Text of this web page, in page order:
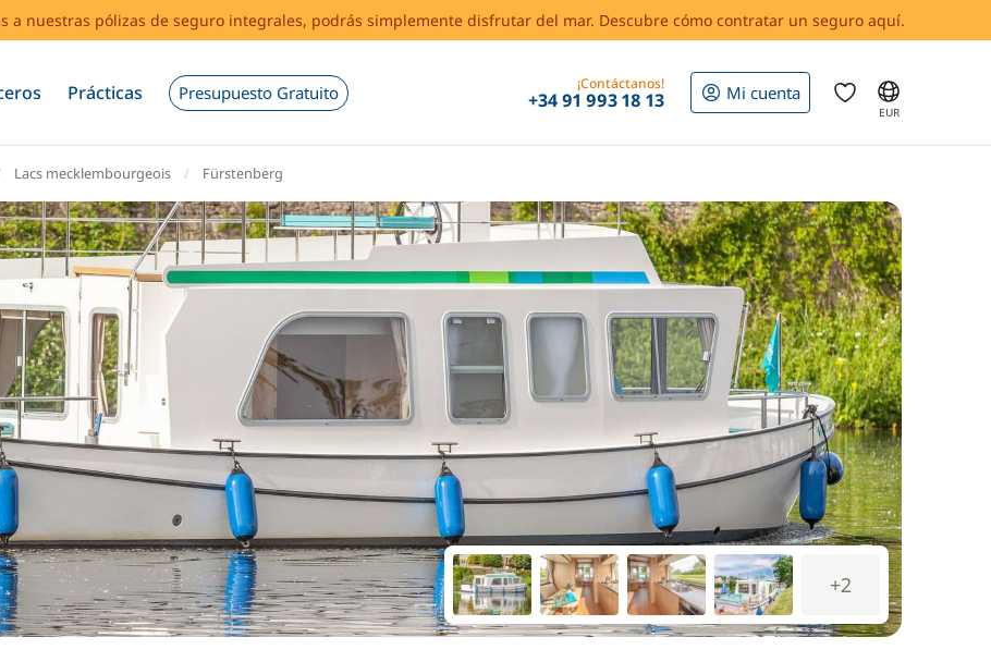
a nuestras pólizas de seguro integrales, podrás simplemente disfrutar del mar. Descubre cómo contratar un seguro aquí.
Prácticas Presupuesto Gratuito ¡Contáctanos!
+34 91 993 18 13 Mi cuenta
EUR
Lacs mecklembourgeois Fürstenberg
+2